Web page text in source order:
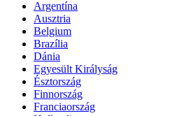
Argentína
Ausztria
Belgium
Brazília
Dánia
Egyesült Királyság
Észtország
Finnország
Franciaország